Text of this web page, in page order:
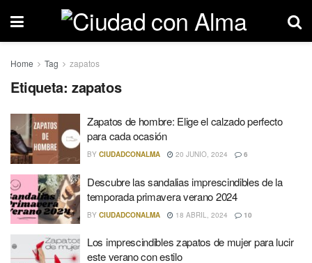
Home Tag zapatos
Etiqueta: zapatos
Zapatos de hombre: Elige el calzado perfecto
para cada ocasión
BY CIUDADCONALMA 20 JUNIO, 2024 6
Descubre las sandalias imprescindibles de la
temporada primavera verano 2024
BY CIUDADCONALMA 18 ABRIL, 2024 10
Los imprescindibles zapatos de mujer para lucir
este verano con estilo